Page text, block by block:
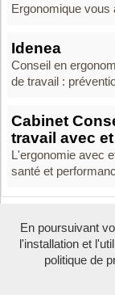
Ergonomique vous
Idenea
Conseil en
de travail :
Cabinet
travail avec
L'ergonomie avec
santé et
Tous
En poursuivant
l'installation et
politique de